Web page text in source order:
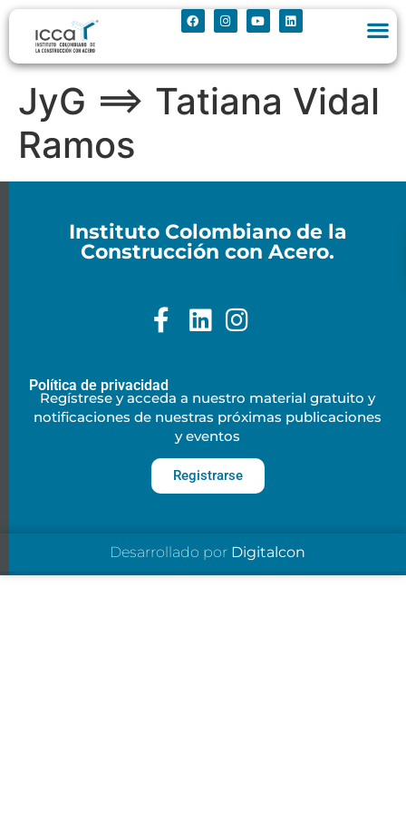
JyG ==> Tatiana Vidal
Ramos
Instituto Colombiano de la
Construcción con Acero.
Política de privacidad
Regístrese y acceda a nuestro material gratuito y
notificaciones de nuestras próximas publicaciones
y eventos
Registrarse
Desarrollado por Digitalcon